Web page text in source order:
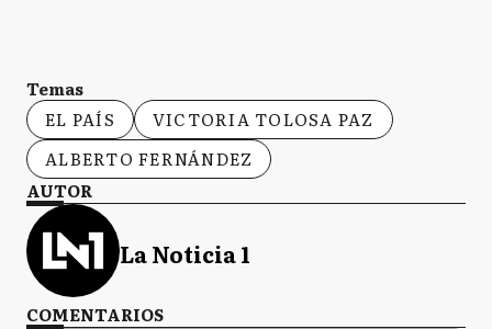
Temas
EL PAÍS
VICTORIA TOLOSA PAZ
ALBERTO FERNÁNDEZ
AUTOR
La Noticia 1
COMENTARIOS